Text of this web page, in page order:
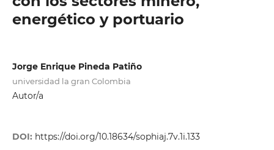
energético y portuario
Jorge Enrique Pineda Patiño
universidad la gran Colombia
Autor/a
DOI: https://doi.org/10.18634/sophiaj.7v.1i.133